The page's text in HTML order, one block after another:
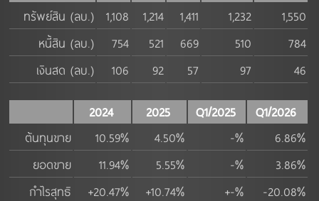
ทรัพย์สิน (ลบ.)
1,108 1,214 1,411 1,232
1,550
หนี้สิน (ลบ.)
754 521 669 510
784
เงินสด (ลบ.)
106 92 57 97 46
2024 2025 Q1/2025
Q1/2026
ต้นทุนขาย
10.59% 4.50% -%
6.86%
ยอดขาย
11.94% 5.55% -%
3.86%
กำไรสุทธิ
+20.47% +10.74% +-% -20.08%